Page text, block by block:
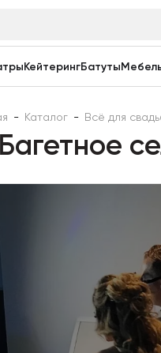
КейтерингБатуты
- Каталог - Всё для
Багетное